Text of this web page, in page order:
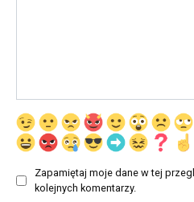
Zapamiętaj moje dane w tej
kolejnych komentarzy.